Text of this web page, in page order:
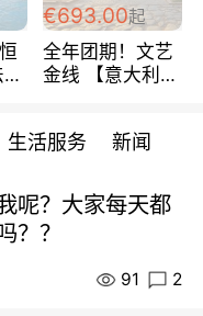
房
€693.00起
全年团期！文艺
金线 【意大利一
每周铁发！
生活服务 新闻
呢？大家每天都
？？
91 2